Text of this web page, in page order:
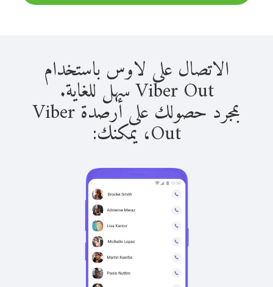
الاتصال على لاوس باستخدام
Viber Out سهل للغاية.
بمجرد حصولك على أرصدة Viber
Out، يمكنك: